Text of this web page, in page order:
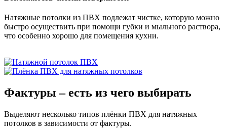
Натяжные потолки из ПВХ подлежат чистке, которую можно
быстро осуществить при помощи губки и мыльного раствора,
что особенно хорошо для помещения кухни.
Фактуры – есть из чего выбирать
Выделяют несколько типов плёнки ПВХ для натяжных
потолков в зависимости от фактуры.